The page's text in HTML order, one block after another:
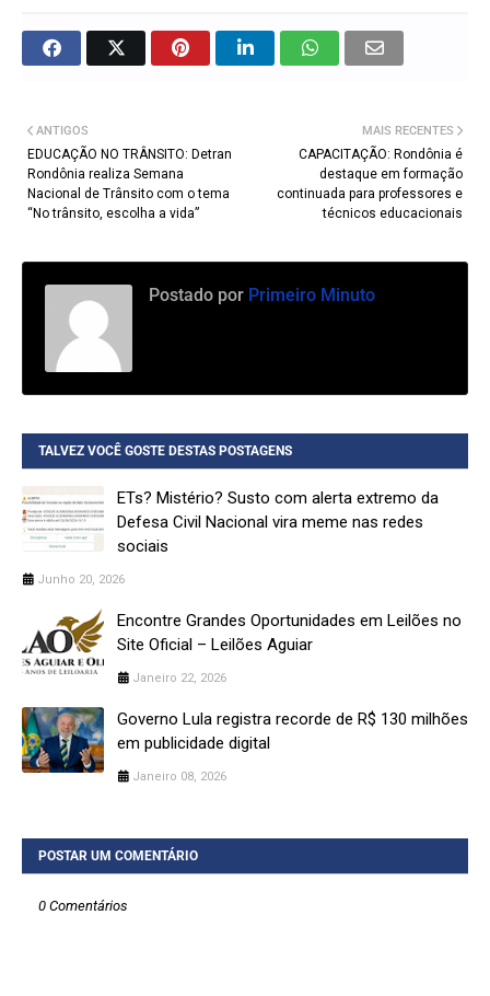
MAIS RECENTES
CAPACITAÇÃO: Rondônia é
destaque em formação
continuada para professores e
técnicos educacionais
ANTIGOS
EDUCAÇÃO NO TRÂNSITO: Detran
Rondônia realiza Semana
Nacional de Trânsito com o tema
“No trânsito, escolha a vida”
Postado por Primeiro Minuto
TALVEZ VOCÊ GOSTE DESTAS POSTAGENS
ETs? Mistério? Susto com alerta extremo da
Defesa Civil Nacional vira meme nas redes
sociais
Junho 20, 2026
Encontre Grandes Oportunidades em Leilões no
Site Oficial – Leilões Aguiar
Janeiro 22, 2026
Governo Lula registra recorde de R$ 130 milhões
em publicidade digital
Janeiro 08, 2026
POSTAR UM COMENTÁRIO
0 Comentários